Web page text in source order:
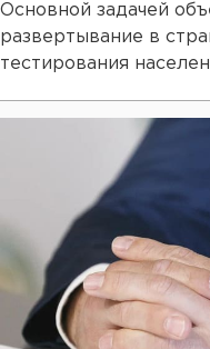
Основной задачей
развертывание в
тестирования